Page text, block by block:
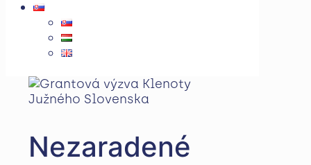
Nezaradené